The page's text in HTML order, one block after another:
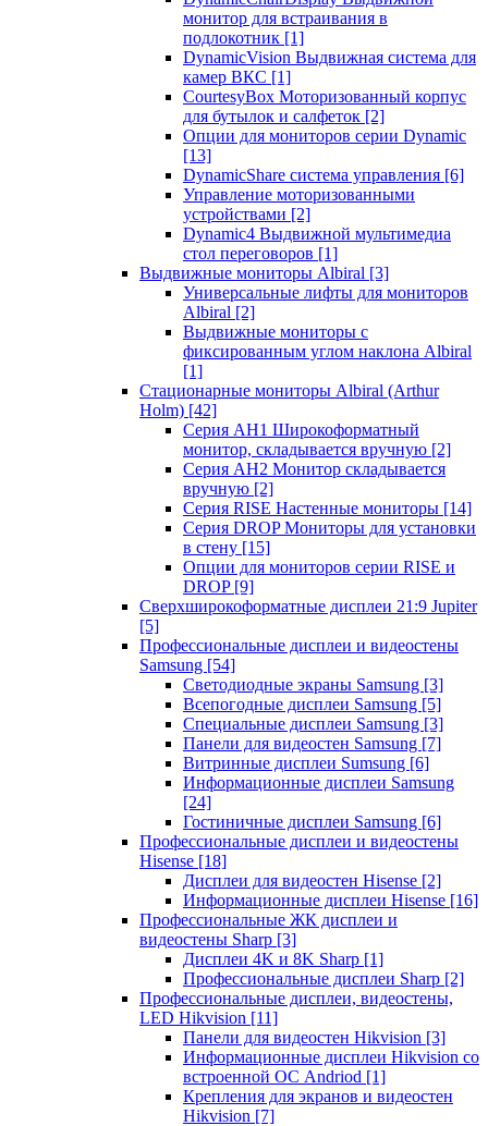
монитор для встраивания в
подлокотник [1]
DynamicVision Выдвижная система для
камер ВКС [1]
CourtesyBox Моторизованный корпус
для бутылок и салфеток [2]
Опции для мониторов серии Dynamic
[13]
DynamicShare система управления [6]
Управление моторизованными
устройствами [2]
Dynamic4 Выдвижной мультимедиа
стол переговоров [1]
Выдвижные мониторы Albiral [3]
Универсальные лифты для мониторов
Albiral [2]
Выдвижные мониторы с
фиксированным углом наклона Albiral
[1]
Стационарные мониторы Albiral (Arthur
Holm) [42]
Серия AH1 Широкоформатный
монитор, складывается вручную [2]
Серия AH2 Монитор складывается
вручную [2]
Серия RISE Настенные мониторы [14]
Серия DROP Мониторы для установки
в стену [15]
Опции для мониторов серии RISE и
DROP [9]
Сверхширокоформатные дисплеи 21:9 Jupiter
[5]
Профессиональные дисплеи и видеостены
Samsung [54]
Светодиодные экраны Samsung [3]
Всепогодные дисплеи Samsung [5]
Специальные дисплеи Samsung [3]
Панели для видеостен Samsung [7]
Витринные дисплеи Sumsung [6]
Информационные дисплеи Samsung
[24]
Гостиничные дисплеи Samsung [6]
Профессиональные дисплеи и видеостены
Hisense [18]
Дисплеи для видеостен Hisense [2]
Информационные дисплеи Hisense [16]
Профессиональные ЖК дисплеи и
видеостены Sharp [3]
Дисплеи 4K и 8K Sharp [1]
Профессиональные дисплеи Sharp [2]
Профессиональные дисплеи, видеостены,
LED Hikvision [11]
Панели для видеостен Hikvision [3]
Информационные дисплеи Hikvision со
встроенной ОС Andriod [1]
Крепления для экранов и видеостен
Hikvision [7]